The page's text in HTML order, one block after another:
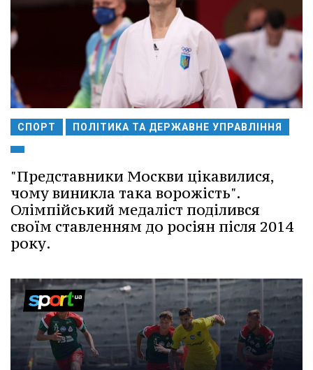
СПОРТ ПОЛІТИКА ТА ДЕРЖАВНЕ УПРАВЛІННЯ
"Представники Москви цікавилися,
чому виникла така ворожість".
Олімпійський медаліст поділився
своїм ставленням до росіян після 2014
року.